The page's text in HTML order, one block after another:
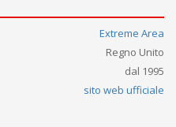
Extreme Area
Regno Unito
dal 1995
sito web ufficiale